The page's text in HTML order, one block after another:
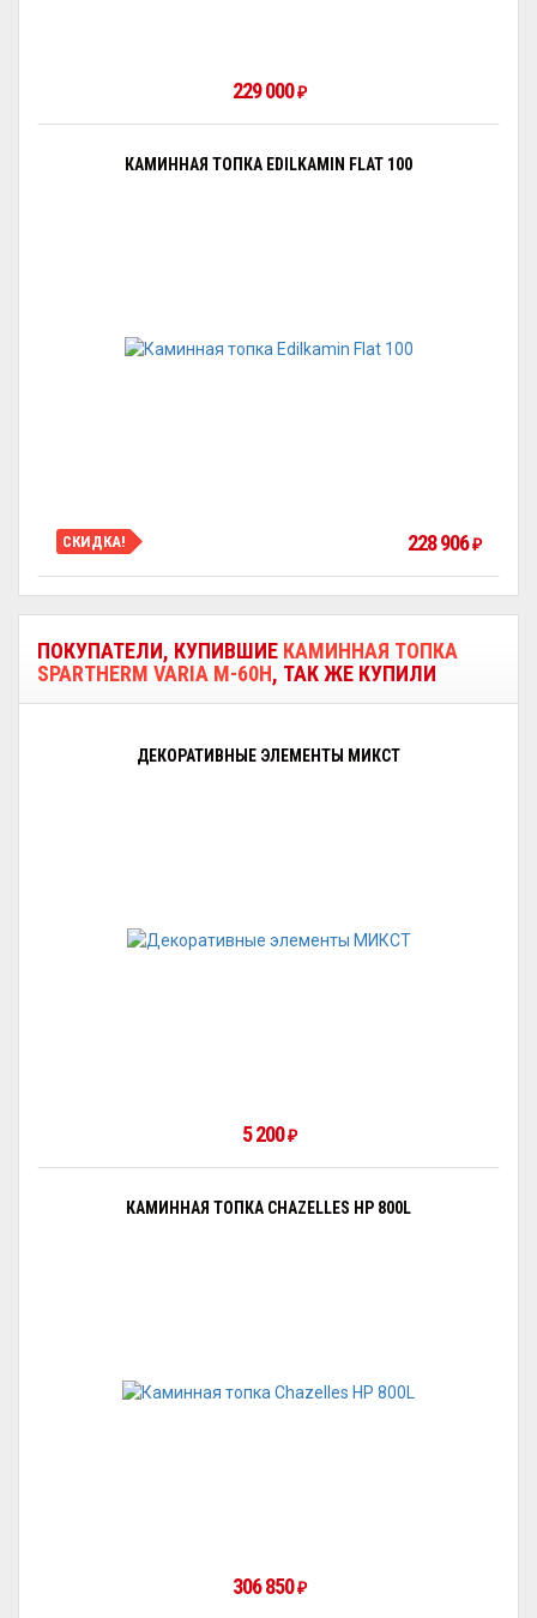
229 000₽
КАМИННАЯ ТОПКА EDILKAMIN FLAT 100
СКИДКА! 228 906₽
ПОКУПАТЕЛИ, КУПИВШИЕ КАМИННАЯ ТОПКА
SPARTHERM VARIA M-60H, ТАК ЖЕ КУПИЛИ
ДЕКОРАТИВНЫЕ ЭЛЕМЕНТЫ МИКСТ
5 200₽
КАМИННАЯ ТОПКА CHAZELLES HP 800L
306 850₽